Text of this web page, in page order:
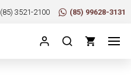
(85) 3521-2100 (85) 99628-3131